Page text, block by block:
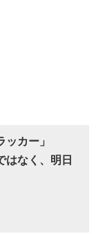
カー」
はなく、明日